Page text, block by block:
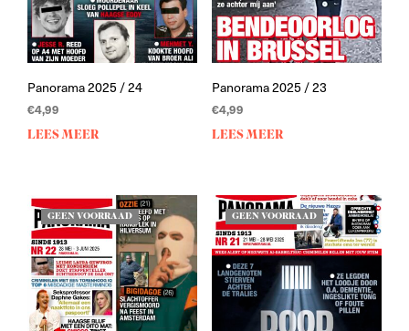
Panorama 2025 / 24
€4,99
LEES MEER
Panorama 2025 / 23
€4,99
LEES MEER
GEEN VOORRAAD GEEN VOORRAAD